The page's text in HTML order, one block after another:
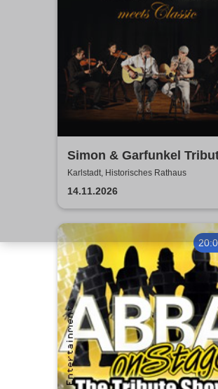
Simon & Garfunkel
meets Classic - Duo
Graceland
Karlstadt, Historisches Rathaus
14.11.2026